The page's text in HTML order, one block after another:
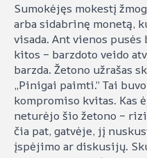
Sumokėjęs mokestį
arba sidabrinę monetą,
visada. Ant vienos
kitos – barzdoto veido
barzda. Žetono užrašas
„Pinigai paimti.” Tai
kompromiso kvitas. Kas
neturėjo šio žetono –
čia pat, gatvėje, jį
įspėjimo ar diskusijų.